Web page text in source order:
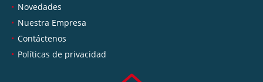
Novedades
Nuestra Empresa
Contáctenos
Políticas de privacidad